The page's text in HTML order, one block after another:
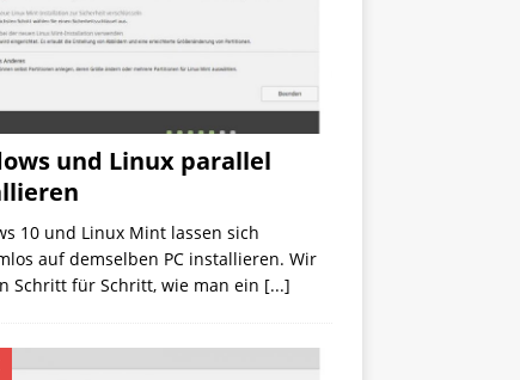
und Linux parallel
10 und Linux Mint lassen sich
auf demselben PC installieren. Wir
Schritt für Schritt, wie man ein [...]